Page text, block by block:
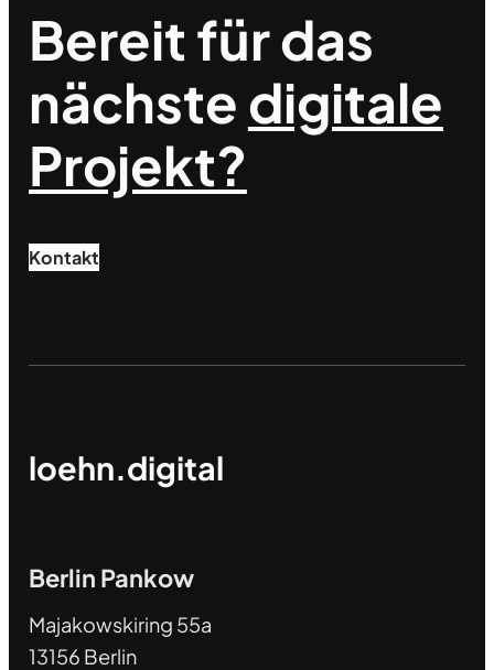
Bereit für das
nächstedigitale
Projekt?
Kontakt
loehn.digital
Berlin Pankow
Majakowskiring 55a
13156 Berlin